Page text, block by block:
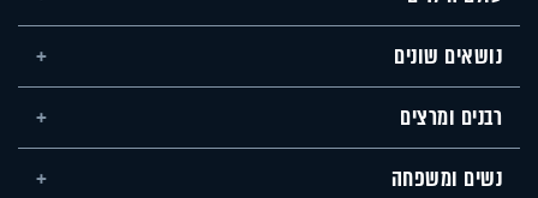
נושאים שונים
רבנים ומרצים
נשים ומשפחה